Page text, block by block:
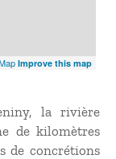
Improve this map
la rivière
de kilomètres
de concrétions